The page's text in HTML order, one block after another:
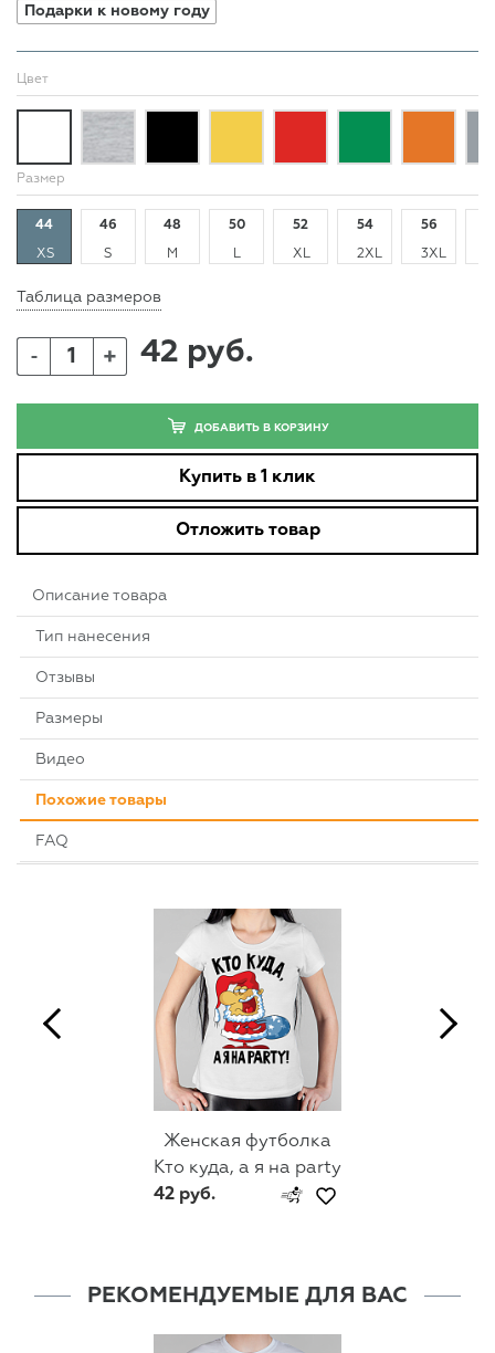
Подарки к новому году
Цвет
Размер
44
XS
46
S
48
M
50
L
52
XL
54
2XL
56
3XL
Таблица размеров
- + 42 руб.
ДОБАВИТЬ В КОРЗИНУ
Купить в 1 клик
Отложить товар
Описание товара
Тип нанесения
Отзывы
Размеры
Видео
Похожие товары
FAQ
Женская футболка
Кто куда, а я на party
42 руб.
РЕКОМЕНДУЕМЫЕ ДЛЯ ВАС